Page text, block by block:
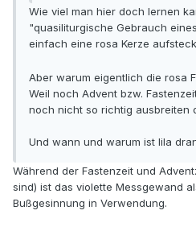
Wie viel man hier doch lernen
"quasiliturgische Gebrauch
einfach eine rosa Kerze
Aber warum eigentlich die rosa
Weil noch Advent bzw.
noch nicht so richtig ausbreiten
Und wann und warum ist lila
Während der Fastenzeit und
sind) ist das violette Messgewand
Bußgesinnung in Verwendung.